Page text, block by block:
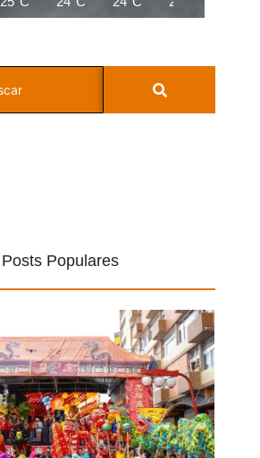
Posts Populares